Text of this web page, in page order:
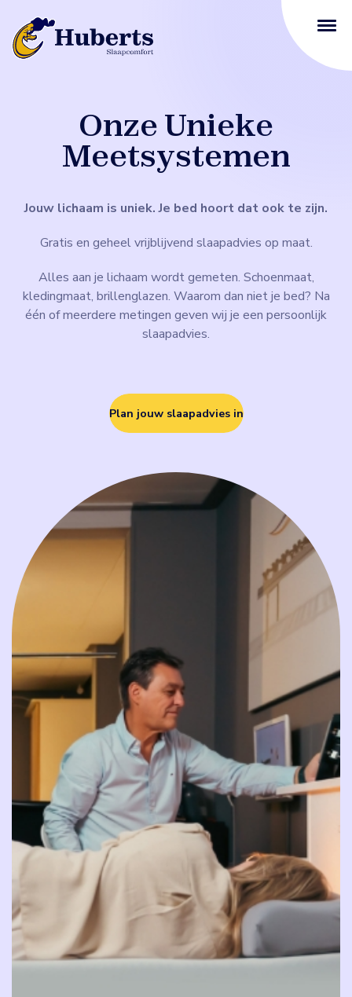
Onze Unieke
Meetsystemen
Jouw lichaam is uniek. Je bed hoort dat ook te zijn.
Gratis en geheel vrijblijvend slaapadvies op maat.
Alles aan je lichaam wordt gemeten. Schoenmaat,
kledingmaat, brillenglazen. Waarom dan niet je bed? Na
één of meerdere metingen geven wij je een persoonlijk
slaapadvies.
Plan jouw slaapadvies in